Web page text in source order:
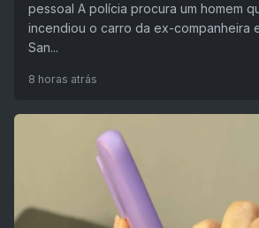
pessoal A polícia procura um homem
incendiou o carro da ex-companheira
San...
8 horas atrás